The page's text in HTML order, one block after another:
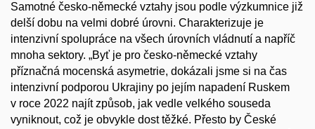
Samotné česko-německé vztahy jsou podle výzkumnice již
delší dobu na velmi dobré úrovni. Charakterizuje je
intenzivní spolupráce na všech úrovních vládnutí a napříč
mnoha sektory. „Byť je pro česko-německé vztahy
příznačná mocenská asymetrie, dokázali jsme si na čas
intenzivní podporou Ukrajiny po jejím napadení Ruskem
v roce 2022 najít způsob, jak vedle velkého souseda
vyniknout, což je obvykle dost těžké. Přesto by České